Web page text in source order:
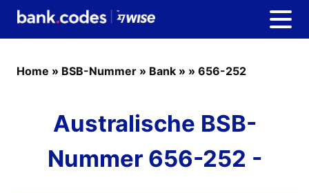
Home » BSB-Nummer » Bank » » 656-252
Australische BSB-
Nummer 656-252 -